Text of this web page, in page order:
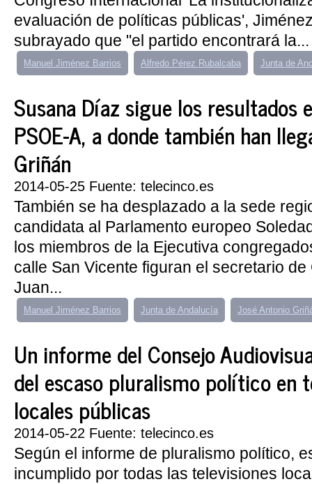
evaluación de políticas públicas',
subrayado que "el partido encontrará la...
Manuel Jiménez Barrios Alfredo Pérez Rubalcaba Junta de
Susana Díaz sigue los resultados
PSOE-A, a donde también han
Griñán
2014-05-25 Fuente: telecinco.es
También se ha desplazado a la sede
candidata al Parlamento europeo
los miembros de la Ejecutiva
calle San Vicente figuran el secretario
Juan...
Manuel Jiménez Barrios Junta de Andalucía José Antonio
Un informe del Consejo
del escaso pluralismo político en
locales públicas
2014-05-22 Fuente: telecinco.es
Según el informe de pluralismo político,
incumplido por todas las televisiones